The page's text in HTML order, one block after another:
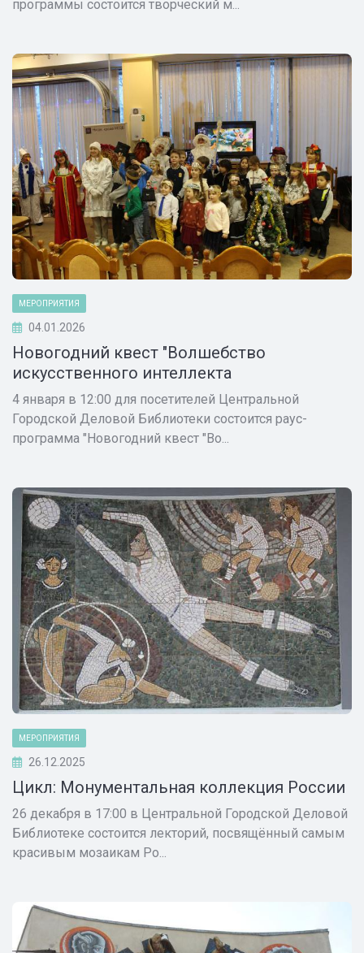
программы состоится творческий м...
МЕРОПРИЯТИЯ
04.01.2026
Новогодний квест "Волшебство
искусственного интеллекта
4 января в 12:00 для посетителей Центральной
Городской Деловой Библиотеки состоится раус-
программа "Новогодний квест "Во...
МЕРОПРИЯТИЯ
26.12.2025
Цикл: Монументальная коллекция России
26 декабря в 17:00 в Центральной Городской Деловой
Библиотеке состоится лекторий, посвящённый самым
красивым мозаикам Ро...